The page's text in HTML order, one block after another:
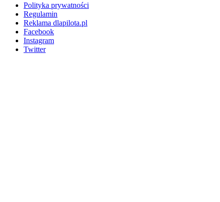
Polityka prywatności
Regulamin
Reklama dlapilota.pl
Facebook
Instagram
Twitter